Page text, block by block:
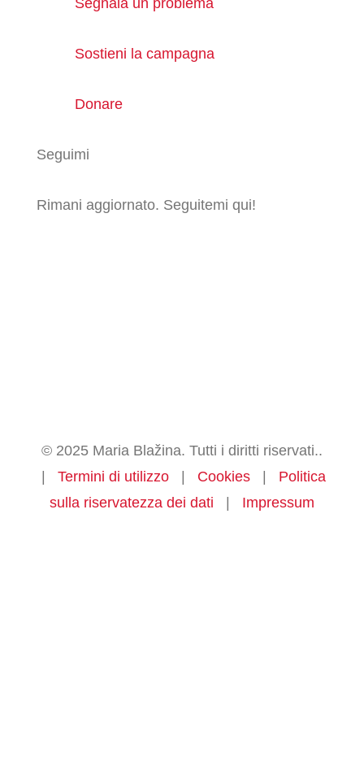
Sostieni la campagna
Donare
Seguimi
Rimani aggiornato. Seguitemi qui!
© 2025 Maria Blažina. Tutti i diritti riservati..
|Termini di utilizzo | Cookies | Politica
sulla riservatezza dei dati | Impressum